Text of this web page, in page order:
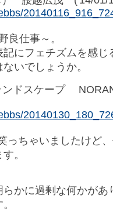
良仕事～。
にフェチズムを感じ
いでしょうか。
ンドスケープ
っちゃいましたけど
。
らかに過剰な何かが